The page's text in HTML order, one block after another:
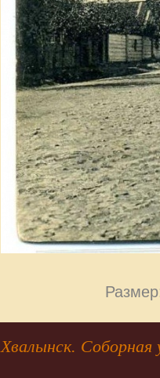
Хвалынск. Соборная